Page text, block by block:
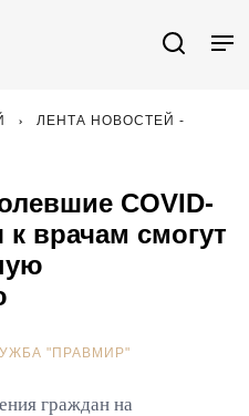
ЛЕНТА НОВОСТЕЙ -
COVID-
врачам смогут
"ПРАВМИР"
граждан на